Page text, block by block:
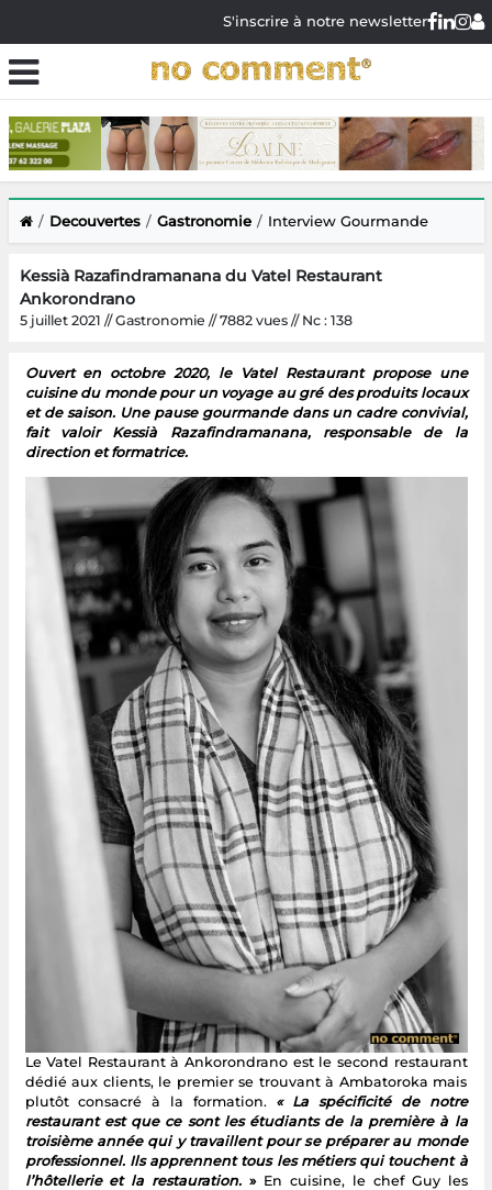
S'inscrire à notre newsletter
Decouvertes Gastronomie Interview Gourmande
Kessià Razafindramanana du Vatel Restaurant
Ankorondrano
5 juillet 2021 // Gastronomie // 7882 vues // Nc : 138
Ouvert en octobre 2020, le Vatel Restaurant propose une
cuisine du monde pour un voyage au gré des produits locaux
et de saison. Une pause gourmande dans un cadre convivial,
fait valoir Kessià Razafindramanana, responsable de la
direction et formatrice.
Le Vatel Restaurant à Ankorondrano est le second restaurant
dédié aux clients, le premier se trouvant à Ambatoroka mais
plutôt consacré à la formation. « La spécificité de notre
restaurant est que ce sont les étudiants de la première à la
troisième année qui y travaillent pour se préparer au monde
professionnel. Ils apprennent tous les métiers qui touchent à
l’hôtellerie et la restauration. »En cuisine, le chef Guy les